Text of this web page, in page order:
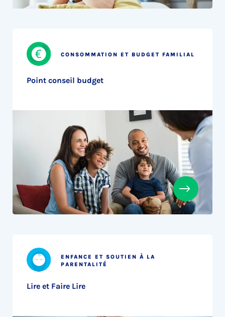
CONSOMMATION ET BUDGET FAMILIAL
Point conseil budget
ENFANCE ET SOUTIEN À LA
PARENTALITÉ
Lire et Faire Lire